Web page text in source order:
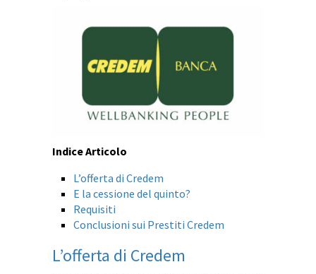
Indice Articolo
L’offerta di Credem
E la cessione del quinto?
Requisiti
Conclusioni sui Prestiti Credem
L’offerta di Credem